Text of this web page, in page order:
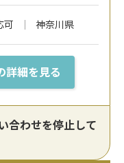
可 神奈川県
詳細を見る
合わせを停止して